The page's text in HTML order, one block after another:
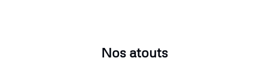
Nos atouts